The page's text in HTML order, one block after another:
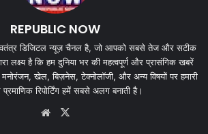
REPUBLIC NOW
डिजिटल न्यूज़ चैनल है, जो आपको सबसे तेज और सटीक
लक्ष्य है कि हम दुनिया भर की महत्वपूर्ण और प्रासंगिक खबरें
खेल, बिज़नेस, टेक्नोलॉजी, और अन्य विषयों पर हमारी
प्रमाणिक रिपोर्टिंग हमें सबसे अलग बनाती है।
Website